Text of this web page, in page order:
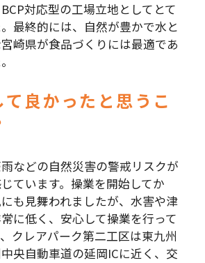
対応型の工場立地としてとて
最終的には、自然が豊かで水と
崎県が食品づくりには最適であ
て良かったと思うこ
などの自然災害の警戒リスクが
ています。操業を開始してか
も見舞われましたが、水害や津
に低く、安心して操業を行って
クレアパーク第二工区は東九州
央自動車道の延岡ICに近く、交